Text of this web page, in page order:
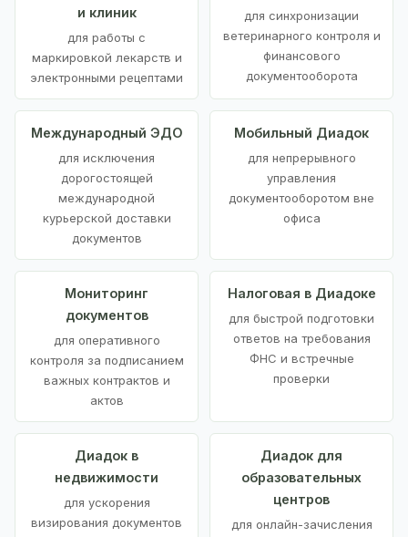
и клиник
для работы с
маркировкой лекарств и
электронными рецептами
для синхронизации
ветеринарного контроля и
финансового
документооборота
Международный ЭДО
для исключения
дорогостоящей
международной
курьерской доставки
документов
Мобильный Диадок
для непрерывного
управления
документооборотом вне
офиса
Мониторинг
документов
для оперативного
контроля за подписанием
важных контрактов и
актов
Налоговая в Диадоке
для быстрой подготовки
ответов на требования
ФНС и встречные
проверки
Диадок в
недвижимости
для ускорения
визирования документов
Диадок для
образовательных
центров
для онлайн-зачисления